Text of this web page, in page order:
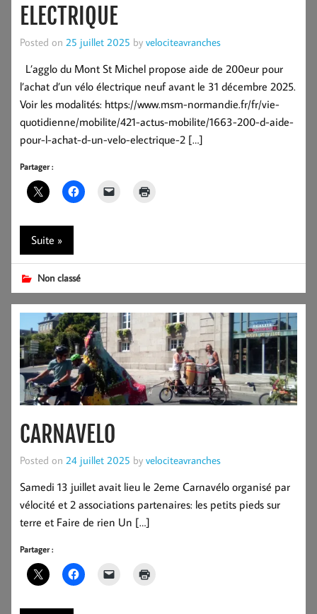
ELECTRIQUE
Posted on 25 juillet 2025 by velociteavranches
L’agglo du Mont St Michel propose aide de 200eur pour
l’achat d’un vélo électrique neuf avant le 31 décembre 2025.
Voir les modalités: https://www.msm-normandie.fr/fr/vie-
quotidienne/mobilite/421-actus-mobilite/1663-200-d-aide-
pour-l-achat-d-un-velo-electrique-2 […]
Partager :
Suite »
Non classé
CARNAVELO
Posted on 24 juillet 2025 by velociteavranches
Samedi 13 juillet avait lieu le 2eme Carnavélo organisé par
vélocité et 2 associations partenaires: les petits pieds sur
terre et Faire de rien Un […]
Partager :